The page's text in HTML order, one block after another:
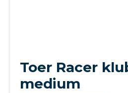
Toer Racer
medium